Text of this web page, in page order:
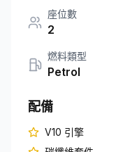
座位數
2
燃料類型
Petrol
配備
V10 引擎